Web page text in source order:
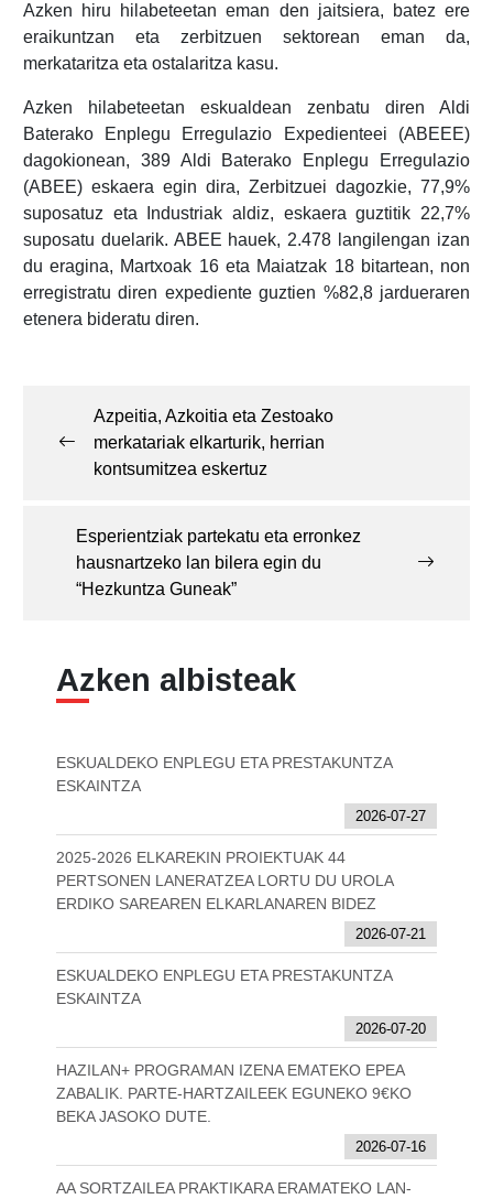
Azken hiru hilabeteetan eman den jaitsiera, batez ere
eraikuntzan eta zerbitzuen sektorean eman da,
merkataritza eta ostalaritza kasu.
Azken hilabeteetan eskualdean zenbatu diren Aldi
Baterako Enplegu Erregulazio Expedienteei (ABEEE)
dagokionean, 389 Aldi Baterako Enplegu Erregulazio
(ABEE) eskaera egin dira, Zerbitzuei dagozkie, 77,9%
suposatuz eta Industriak aldiz, eskaera guztitik 22,7%
suposatu duelarik. ABEE hauek, 2.478 langilengan izan
du eragina, Martxoak 16 eta Maiatzak 18 bitartean, non
erregistratu diren expediente guztien %82,8 jardueraren
etenera bideratu diren.
Azpeitia, Azkoitia eta Zestoako
merkatariak elkarturik, herrian
kontsumitzea eskertuz
Esperientziak partekatu eta erronkez
hausnartzeko lan bilera egin du
“Hezkuntza Guneak”
Azken albisteak
ESKUALDEKO ENPLEGU ETA PRESTAKUNTZA
ESKAINTZA
2026-07-27
2025-2026 ELKAREKIN PROIEKTUAK 44
PERTSONEN LANERATZEA LORTU DU UROLA
ERDIKO SAREAREN ELKARLANAREN BIDEZ
2026-07-21
ESKUALDEKO ENPLEGU ETA PRESTAKUNTZA
ESKAINTZA
2026-07-20
HAZILAN+ PROGRAMAN IZENA EMATEKO EPEA
ZABALIK. PARTE-HARTZAILEEK EGUNEKO 9€KO
BEKA JASOKO DUTE.
2026-07-16
AA SORTZAILEA PRAKTIKARA ERAMATEKO LAN-